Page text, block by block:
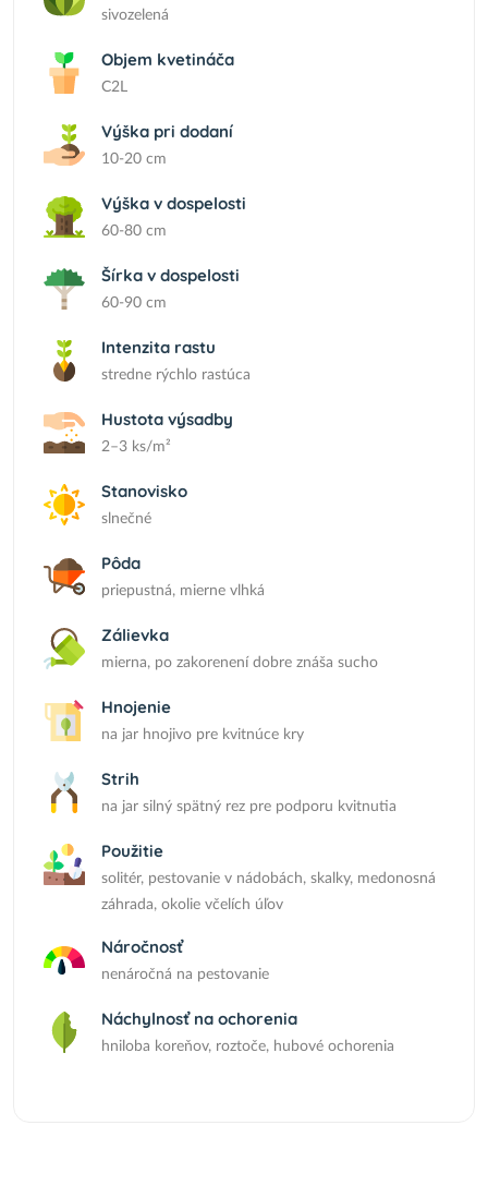
sivozelená
Objem kvetináča
C2L
Výška pri dodaní
10-20 cm
Výška v dospelosti
60-80 cm
Šírka v dospelosti
60-90 cm
Intenzita rastu
stredne rýchlo rastúca
Hustota výsadby
2–3 ks/m²
Stanovisko
slnečné
Pôda
priepustná, mierne vlhká
Zálievka
mierna, po zakorenení dobre znáša sucho
Hnojenie
na jar hnojivo pre kvitnúce kry
Strih
na jar silný spätný rez pre podporu kvitnutia
Použitie
solitér, pestovanie v nádobách, skalky, medonosná
záhrada, okolie včelích úľov
Náročnosť
nenáročná na pestovanie
Náchylnosť na ochorenia
hniloba koreňov, roztoče, hubové ochorenia